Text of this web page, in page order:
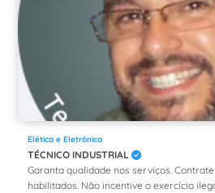
Elética e Eletrônica
TÉCNICO INDUSTRIAL
Garanta qualidade nos serviços.
habilitados. Não incentive o exercício